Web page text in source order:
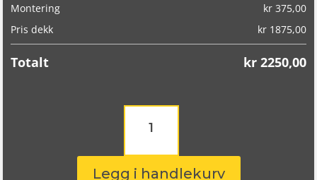
Montering kr375,00
Pris dekk
kr1875,00
Totalt kr2250,00
Nereus
NS601
100Y
antall
Legg i handlekurv